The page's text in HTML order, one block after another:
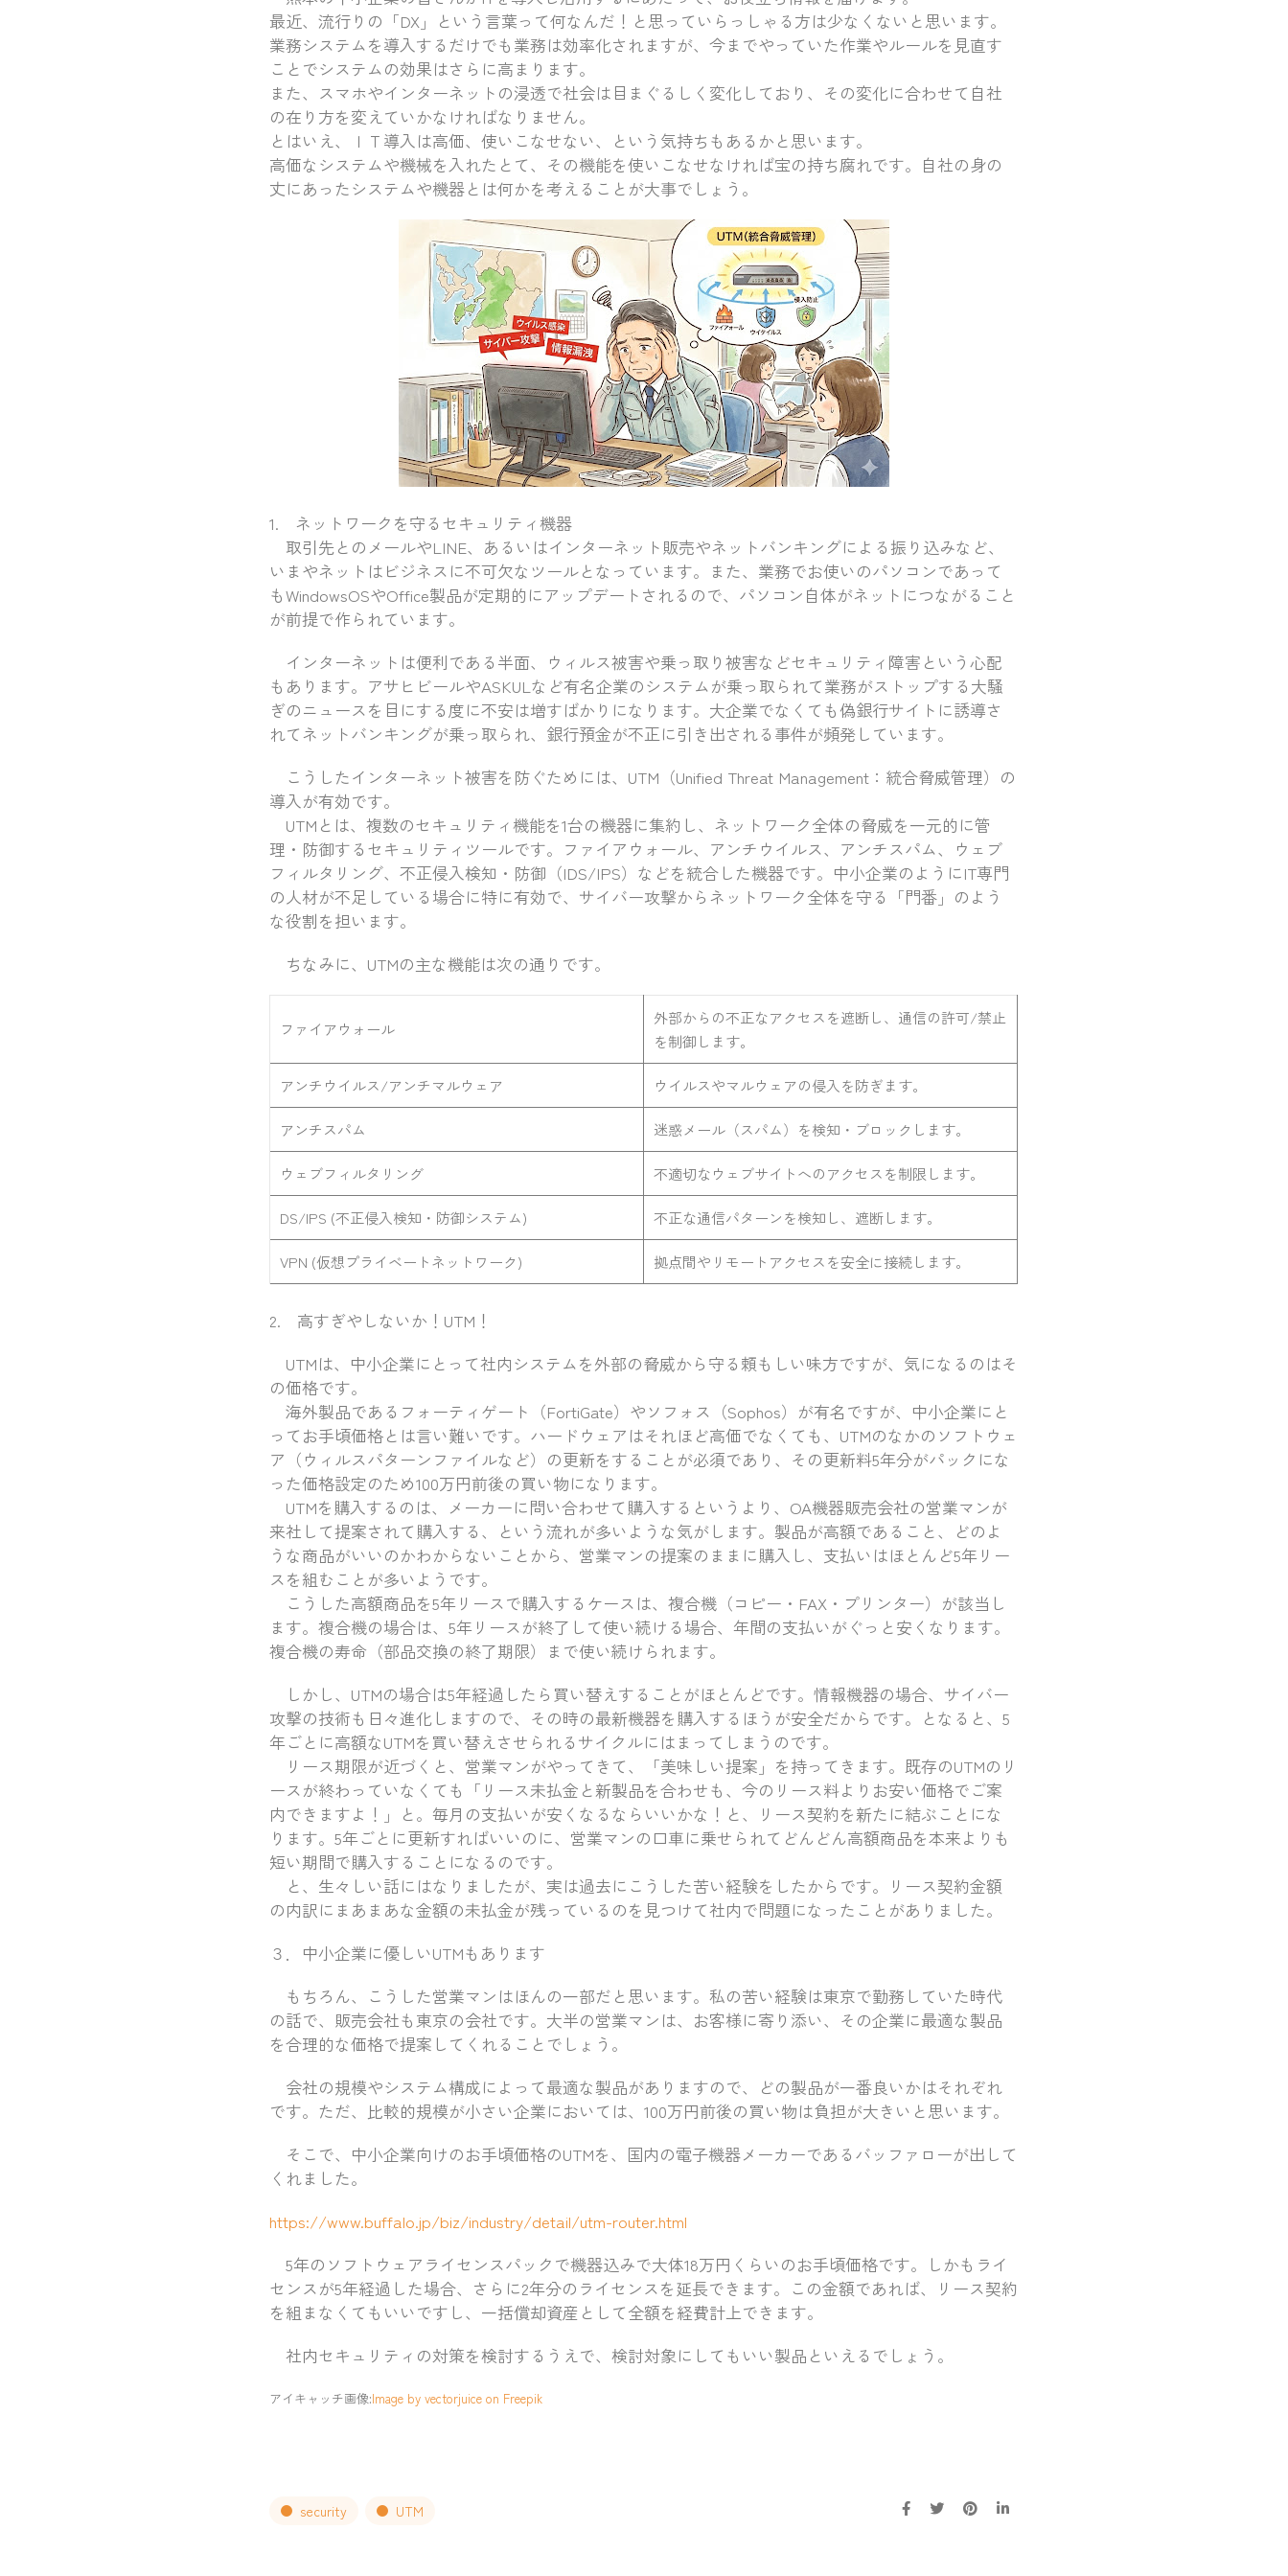
最近、流行りの「DX」という言葉って何なんだ！と思っていらっしゃる方は少なくないと思います。
業務システムを導入するだけでも業務は効率化されますが、今までやっていた作業やルールを見直す
ことでシステムの効果はさらに高まります。
また、スマホやインターネットの浸透で社会は目まぐるしく変化しており、その変化に合わせて自社
の在り方を変えていかなければなりません。
とはいえ、ＩＴ導入は高価、使いこなせない、という気持ちもあるかと思います。
高価なシステムや機械を入れたとて、その機能を使いこなせなければ宝の持ち腐れです。自社の身の
丈にあったシステムや機器とは何かを考えることが大事でしょう。
1. ネットワークを守るセキュリティ機器
取引先とのメールやLINE、あるいはインターネット販売やネットバンキングによる振り込みなど、
いまやネットはビジネスに不可欠なツールとなっています。また、業務でお使いのパソコンであって
もWindowsOSやOffice製品が定期的にアップデートされるので、パソコン自体がネットにつながること
が前提で作られています。
インターネットは便利である半面、ウィルス被害や乗っ取り被害などセキュリティ障害という心配
もあります。アサヒビールやASKULなど有名企業のシステムが乗っ取られて業務がストップする大騒
ぎのニュースを目にする度に不安は増すばかりになります。大企業でなくても偽銀行サイトに誘導さ
れてネットバンキングが乗っ取られ、銀行預金が不正に引き出される事件が頻発しています。
こうしたインターネット被害を防ぐためには、UTM（Unified Threat Management：統合脅威管理）の
導入が有効です。
UTMとは、複数のセキュリティ機能を1台の機器に集約し、ネットワーク全体の脅威を一元的に管
理・防御するセキュリティツールです。ファイアウォール、アンチウイルス、アンチスパム、ウェブ
フィルタリング、不正侵入検知・防御（IDS/IPS）などを統合した機器です。中小企業のようにIT専門
の人材が不足している場合に特に有効で、サイバー攻撃からネットワーク全体を守る「門番」のよう
な役割を担います。
ちなみに、UTMの主な機能は次の通りです。
ファイアウォール
外部からの不正なアクセスを遮断し、通信の許可/禁止
を制御します。
アンチウイルス/アンチマルウェア ウイルスやマルウェアの侵入を防ぎます。
アンチスパム 迷惑メール（スパム）を検知・ブロックします。
ウェブフィルタリング 不適切なウェブサイトへのアクセスを制限します。
DS/IPS (不正侵入検知・防御システム) 不正な通信パターンを検知し、遮断します。
VPN (仮想プライベートネットワーク) 拠点間やリモートアクセスを安全に接続します。
2. 高すぎやしないか！UTM！
UTMは、中小企業にとって社内システムを外部の脅威から守る頼もしい味方ですが、気になるのはそ
の価格です。
海外製品であるフォーティゲート（FortiGate）やソフォス（Sophos）が有名ですが、中小企業にと
ってお手頃価格とは言い難いです。ハードウェアはそれほど高価でなくても、UTMのなかのソフトウェ
ア（ウィルスパターンファイルなど）の更新をすることが必須であり、その更新料5年分がパックにな
った価格設定のため100万円前後の買い物になります。
UTMを購入するのは、メーカーに問い合わせて購入するというより、OA機器販売会社の営業マンが
来社して提案されて購入する、という流れが多いような気がします。製品が高額であること、どのよ
うな商品がいいのかわからないことから、営業マンの提案のままに購入し、支払いはほとんど5年リー
スを組むことが多いようです。
こうした高額商品を5年リースで購入するケースは、複合機（コピー・FAX・プリンター）が該当し
ます。複合機の場合は、5年リースが終了して使い続ける場合、年間の支払いがぐっと安くなります。
複合機の寿命（部品交換の終了期限）まで使い続けられます。
しかし、UTMの場合は5年経過したら買い替えすることがほとんどです。情報機器の場合、サイバー
攻撃の技術も日々進化しますので、その時の最新機器を購入するほうが安全だからです。となると、5
年ごとに高額なUTMを買い替えさせられるサイクルにはまってしまうのです。
リース期限が近づくと、営業マンがやってきて、「美味しい提案」を持ってきます。既存のUTMのリ
ースが終わっていなくても「リース未払金と新製品を合わせも、今のリース料よりお安い価格でご案
内できますよ！」と。毎月の支払いが安くなるならいいかな！と、リース契約を新たに結ぶことにな
ります。5年ごとに更新すればいいのに、営業マンの口車に乗せられてどんどん高額商品を本来よりも
短い期間で購入することになるのです。
と、生々しい話にはなりましたが、実は過去にこうした苦い経験をしたからです。リース契約金額
の内訳にまあまあな金額の未払金が残っているのを見つけて社内で問題になったことがありました。
３．中小企業に優しいUTMもあります
もちろん、こうした営業マンはほんの一部だと思います。私の苦い経験は東京で勤務していた時代
の話で、販売会社も東京の会社です。大半の営業マンは、お客様に寄り添い、その企業に最適な製品
を合理的な価格で提案してくれることでしょう。
会社の規模やシステム構成によって最適な製品がありますので、どの製品が一番良いかはそれぞれ
です。ただ、比較的規模が小さい企業においては、100万円前後の買い物は負担が大きいと思います。
そこで、中小企業向けのお手頃価格のUTMを、国内の電子機器メーカーであるバッファローが出して
くれました。
https://www.buffalo.jp/biz/industry/detail/utm-router.html
5年のソフトウェアライセンスパックで機器込みで大体18万円くらいのお手頃価格です。しかもライ
センスが5年経過した場合、さらに2年分のライセンスを延長できます。この金額であれば、リース契約
を組まなくてもいいですし、一括償却資産として全額を経費計上できます。
社内セキュリティの対策を検討するうえで、検討対象にしてもいい製品といえるでしょう。
アイキャッチ画像:Image by vectorjuice on Freepik
security UTM